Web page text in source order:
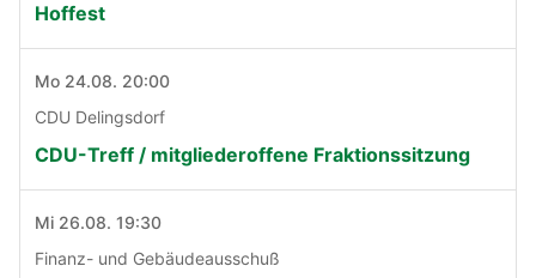
Hoffest
Mo 24.08. 20:00
CDU Delingsdorf
CDU-Treff / mitgliederoffene Fraktionssitzung
Mi 26.08. 19:30
Finanz- und Gebäudeausschuß